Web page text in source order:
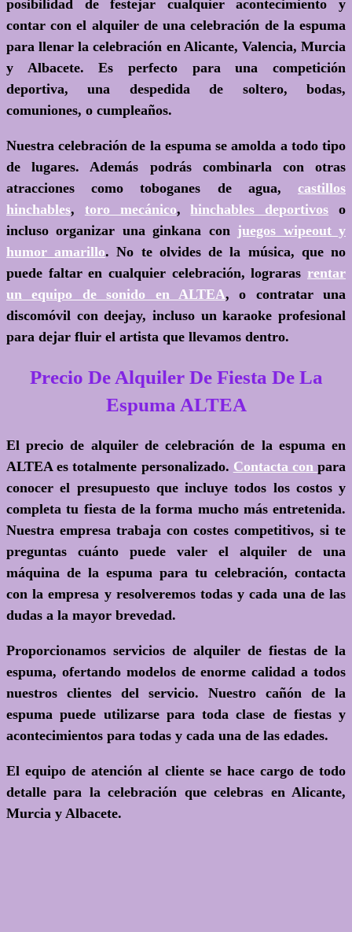
posibilidad de festejar cualquier acontecimiento y
contar con el alquiler de una celebración de la espuma
para llenar la celebración en Alicante, Valencia, Murcia
y Albacete. Es perfecto para una competición
deportiva, una despedida de soltero, bodas,
comuniones, o cumpleaños.
Nuestra celebración de la espuma se amolda a todo tipo
de lugares. Además podrás combinarla con otras
atracciones como toboganes de agua, castillos
hinchables, toro mecánico,hinchables deportivos o
incluso organizar una ginkana con juegos wipeout y
humor amarillo. No te olvides de la música, que no
puede faltar en cualquier celebración, lograras rentar
un equipo de sonido en ALTEA, o contratar una
discomóvil con deejay, incluso un karaoke profesional
para dejar fluir el artista que llevamos dentro.
Precio De Alquiler De Fiesta De La
Espuma ALTEA
El precio de alquiler de celebración de la espuma en
ALTEA es totalmente personalizado. Contacta conpara
conocer el presupuesto que incluye todos los costos y
completa tu fiesta de la forma mucho más entretenida.
Nuestra empresa trabaja con costes competitivos, si te
preguntas cuánto puede valer el alquiler de una
máquina de la espuma para tu celebración, contacta
con la empresa y resolveremos todas y cada una de las
dudas a la mayor brevedad.
Proporcionamos servicios de alquiler de fiestas de la
espuma, ofertando modelos de enorme calidad a todos
nuestros clientes del servicio. Nuestro cañón de la
espuma puede utilizarse para toda clase de fiestas y
acontecimientos para todas y cada una de las edades.
El equipo de atención al cliente se hace cargo de todo
detalle para la celebración que celebras en Alicante,
Murcia y Albacete.